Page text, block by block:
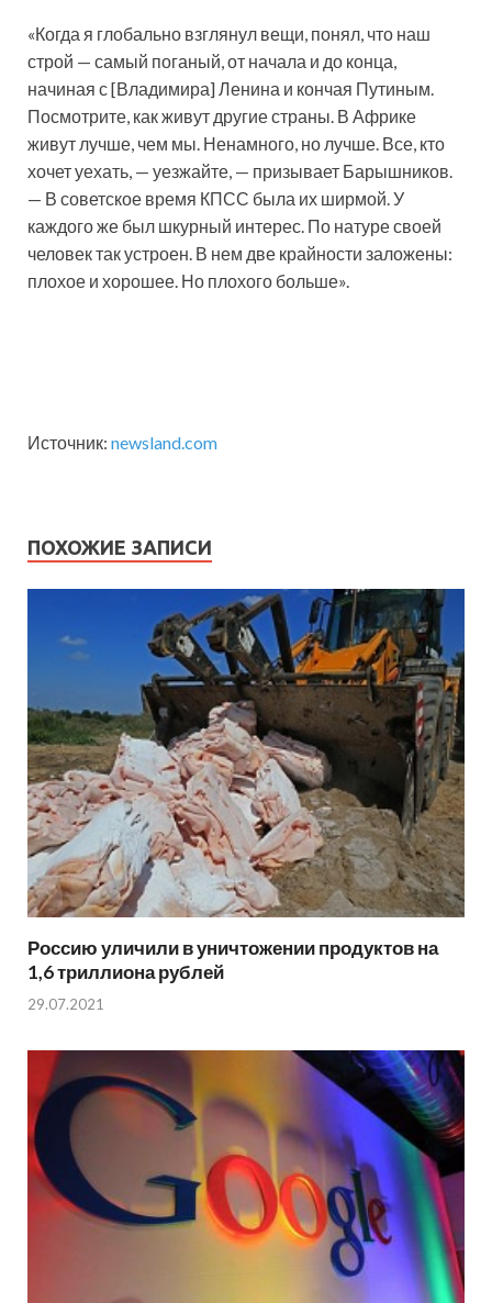
«Когда я глобально взглянул вещи, понял, что наш
строй — самый поганый, от начала и до конца,
начиная с [Владимира] Ленина и кончая Путиным.
Посмотрите, как живут другие страны. В Африке
живут лучше, чем мы. Ненамного, но лучше. Все, кто
хочет уехать, — уезжайте, — призывает Барышников.
— В советское время КПСС была их ширмой. У
каждого же был шкурный интерес. По натуре своей
человек так устроен. В нем две крайности заложены:
плохое и хорошее. Но плохого больше».
Источник: newsland.com
ПОХОЖИЕ ЗАПИСИ
Россию уличили в уничтожении продуктов на
1,6 триллиона рублей
29.07.2021